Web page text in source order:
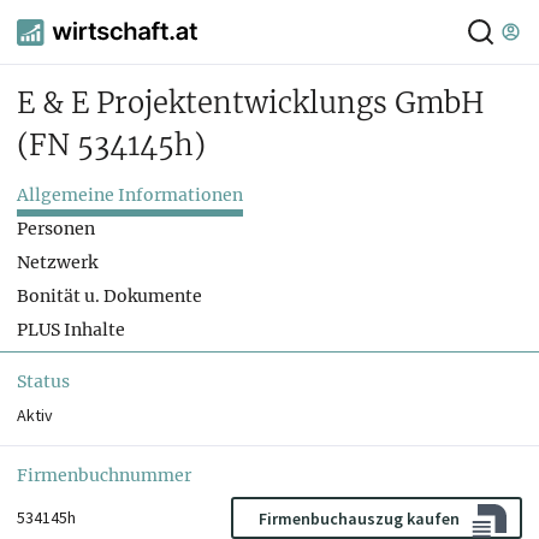
E & E Projektentwicklungs GmbH
(FN 534145h)
Allgemeine Informationen
Personen
Netzwerk
Bonität u. Dokumente
PLUS Inhalte
Status
Aktiv
Firmenbuchnummer
534145h
Firmenbuchauszug kaufen